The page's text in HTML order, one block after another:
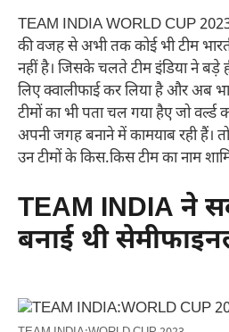
TEAM INDIA WORLD CUP
की वजह से अभी तक कोई भी टीम
नहीं है। जिसके चलते टीम इंडिया ने
लिए क्वालीफाई कर लिया है और अब
टीमों का भी पता चल गया हैए जो
अपनी जगह बनाने में कामयाब रही हैं।
उन टीमों के किस.किस टीम का नाम
TEAM INDIA ने
बनाई थी